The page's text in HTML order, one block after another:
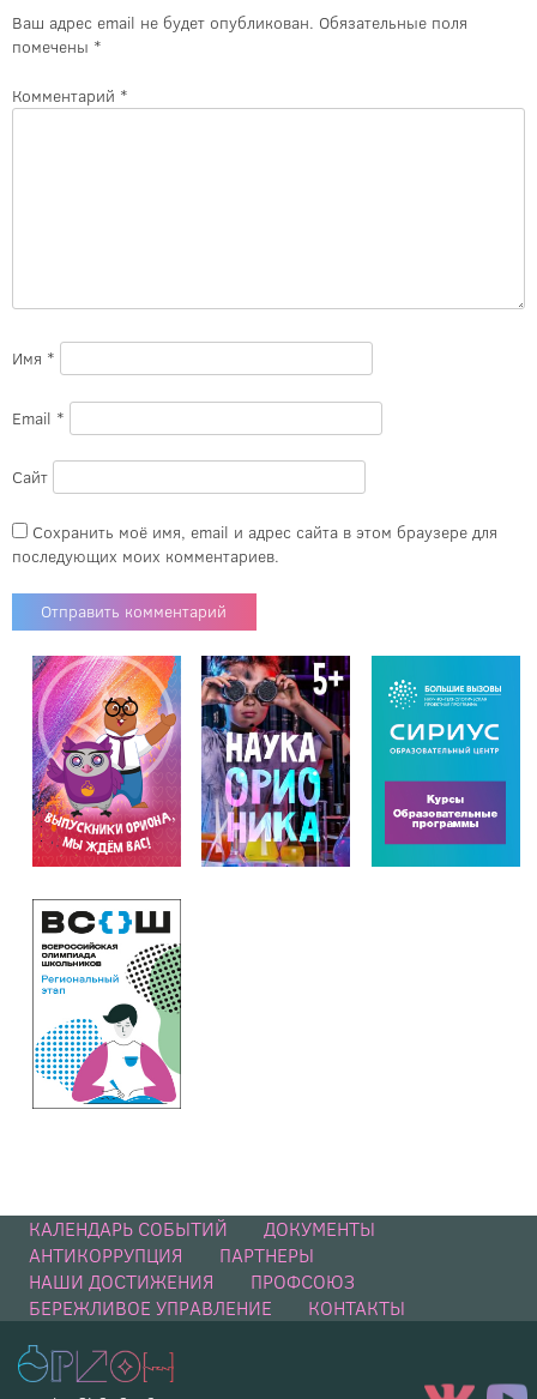
Ваш адрес email не будет опубликован. Обязательные поля
помечены *
Комментарий *
Имя *
Email *
Сайт
Сохранить моё имя, email и адрес сайта в этом браузере для
последующих моих комментариев.
КАЛЕНДАРЬ СОБЫТИЙ
ДОКУМЕНТЫ
АНТИКОРРУПЦИЯ
ПАРТНЕРЫ
НАШИ ДОСТИЖЕНИЯ
ПРОФСОЮЗ
БЕРЕЖЛИВОЕ УПРАВЛЕНИЕ
КОНТАКТЫ